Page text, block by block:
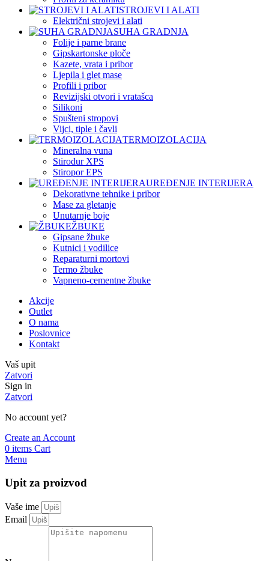
STROJEVI I ALATI
Električni strojevi i alati
SUHA GRADNJA
Folije i parne brane
Gipskartonske ploče
Kazete, vrata i pribor
Ljepila i glet mase
Profili i pribor
Revizijski otvori i vratašca
Silikoni
Spušteni stropovi
Vijci, tiple i čavli
TERMOIZOLACIJA
Mineralna vuna
Stirodur XPS
Stiropor EPS
UREĐENJE INTERIJERA
Dekorativne tehnike i pribor
Mase za gletanje
Unutarnje boje
ŽBUKE
Gipsane žbuke
Kutnici i vodilice
Reparaturni mortovi
Termo žbuke
Vapneno-cementne žbuke
Akcije
Outlet
O nama
Poslovnice
Kontakt
Vaš upit
Zatvori
Sign in
Zatvori
No account yet?
Create an Account
0 items Cart
Menu
Upit za proizvod
Vaše ime
Email